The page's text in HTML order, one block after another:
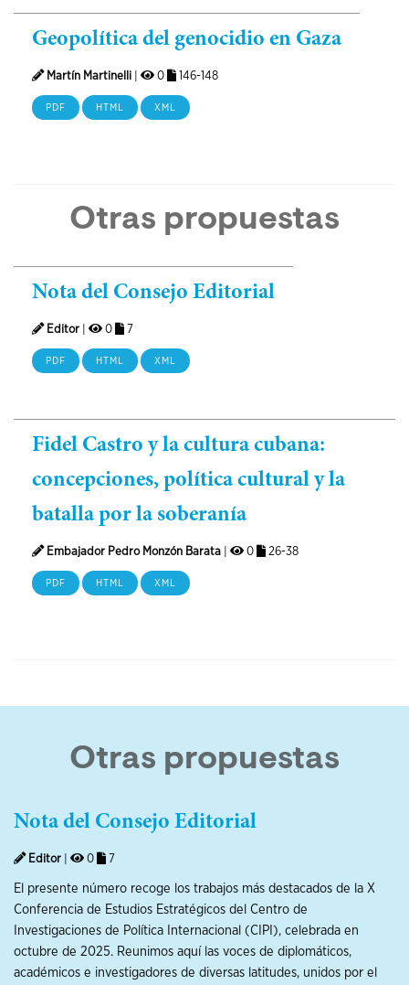
Geopolítica del genocidio en Gaza
Martín Martinelli 0 146-148
PDF HTML XML
Otras propuestas
Nota del Consejo Editorial
Editor 0 7
PDF HTML XML
Fidel Castro y la cultura cubana:
concepciones, política cultural y la
batalla por la soberanía
Embajador Pedro Monzón Barata 0 26-38
PDF HTML XML
Otras propuestas
Nota del Consejo Editorial
Editor 0 7
El presente número recoge los trabajos más destacados de la X
Conferencia de Estudios Estratégicos del Centro de
Investigaciones de Política Internacional (CIPI), celebrada en
octubre de 2025. Reunimos aquí las voces de diplomáticos,
académicos e investigadores de diversas latitudes, unidos por el